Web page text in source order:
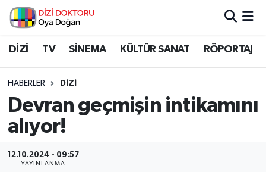
DİZİ TV SİNEMA KÜLTÜR SANAT RÖPORTAJ
HABERLER DİZİ
Devran geçmişin intikamını
alıyor!
12.10.2024 - 09:57
YAYINLANMA
İstanbul Nöbetçi Eczaneler
İstanbul Namaz Vakitleri
İstanbul Trafik Yoğunluk Haritası
Süper Lig Puan Durumu ve Fikstür